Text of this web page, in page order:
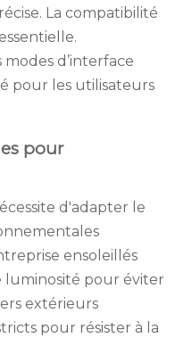
La compatibilité
d’interface
pour les utilisateurs
pour
d'adapter le
ensoleillés
luminosité pour éviter
extérieurs
pour résister à la